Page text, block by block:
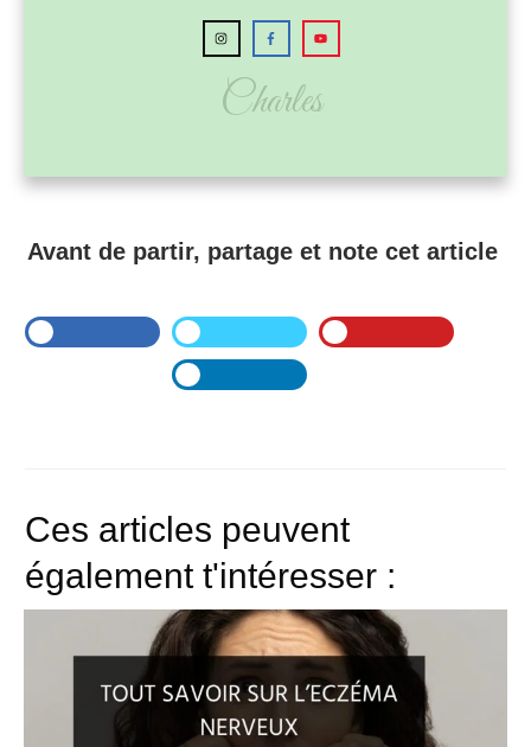
Charles
Avant de partir, partage et note cet article
Ces articles peuvent
également t'intéresser :